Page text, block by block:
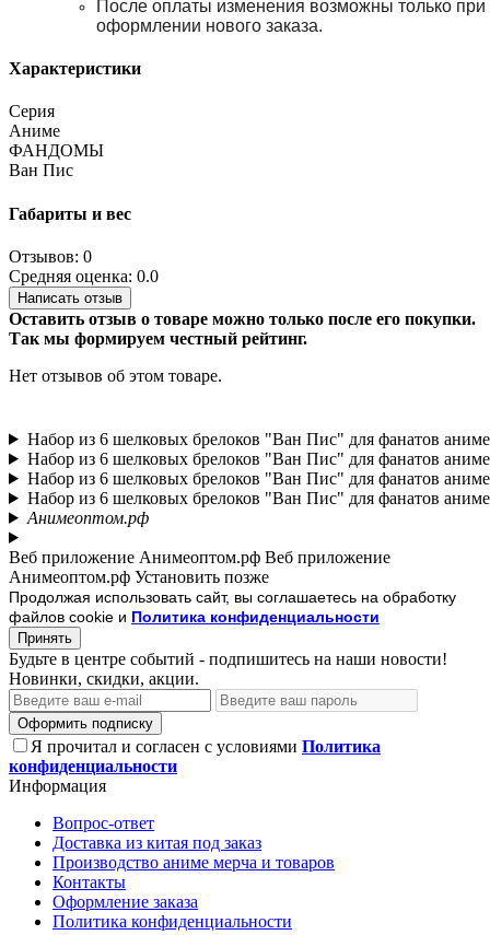
После оплаты изменения возможны только при
оформлении нового заказа.
Характеристики
Серия
Аниме
ФАНДОМЫ
Ван Пис
Габариты и вес
Отзывов: 0
Средняя оценка: 0.0
Написать отзыв
Оставить отзыв о товаре можно только после его покупки.
Так мы формируем честный рейтинг.
Нет отзывов об этом товаре.
Набор из 6 шелковых брелоков "Ван Пис" для фанатов аниме
Набор из 6 шелковых брелоков "Ван Пис" для фанатов аниме
Набор из 6 шелковых брелоков "Ван Пис" для фанатов аниме
Набор из 6 шелковых брелоков "Ван Пис" для фанатов аниме
Анимеоптом.рф
Веб приложение Анимеоптом.рф Веб приложение
Анимеоптом.рф Установить позже
Продолжая использовать сайт, вы соглашаетесь на обработку
файлов cookie и Политика конфиденциальности
Принять
Будьте в центре событий - подпишитесь на наши новости!
Новинки, скидки, акции.
Оформить подписку
Я прочитал и согласен с условиями Политика
конфиденциальности
Информация
Вопрос-ответ
Доставка из китая под заказ
Производство аниме мерча и товаров
Контакты
Оформление заказа
Политика конфиденциальности